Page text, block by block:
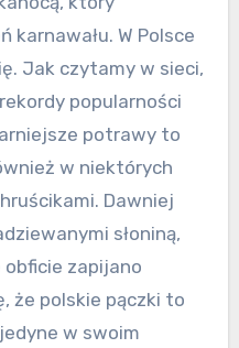
W Polsce
Jak czytamy w sieci,
popularności
potrawy to
w niektórych
Dawniej
słoniną,
zapijano
że polskie pączki to
w swoim